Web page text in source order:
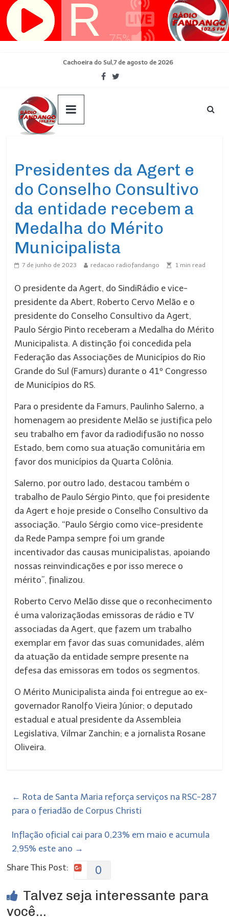
Pular
para
Cachoeira do Sul,7 de agosto de 2026
Presidentes da Agert e
do Conselho Consultivo
da entidade recebem a
Medalha do Mérito
Municipalista
7 de junho de 2023 redacao radiofandango 1 min read
O presidente da Agert, do SindiRádio e vice-
presidente da Abert, Roberto Cervo Melão e o
presidente do Conselho Consultivo da Agert,
Paulo Sérgio Pinto receberam a Medalha do Mérito
Municipalista. A distinção foi concedida pela
Federação das Associações de Municípios do Rio
Grande do Sul (Famurs) durante o 41º Congresso
de Municípios do RS.
Para o presidente da Famurs, Paulinho Salerno, a
homenagem ao presidente Melão se justifica pelo
seu trabalho em favor da radiodifusão no nosso
Estado, bem como sua atuação comunitária em
favor dos municípios da Quarta Colônia.
Salerno, por outro lado, destacou também o
trabalho de Paulo Sérgio Pinto, que foi presidente
da Agert e hoje preside o Conselho Consultivo da
associação. “Paulo Sérgio como vice-presidente
da Rede Pampa sempre foi um grande
incentivador das causas municipalistas, apoiando
nossas reinvindicações e por isso merece o
mérito”, finalizou.
Roberto Cervo Melão disse que o reconhecimento
é uma valorizaçãodas emissoras de rádio e TV
associadas da Agert, que fazem um trabalho
exemplar em favor das suas comunidades, além
da atuação da entidade sempre presente na
defesa das emissoras em todos os segmentos.
O Mérito Municipalista ainda foi entregue ao ex-
governador Ranolfo Vieira Júnior; o deputado
estadual e atual presidente da Assembleia
Legislativa, Vilmar Zanchin; e a jornalista Rosane
Oliveira.
← Rota de Santa Maria reforça serviços na RSC-287
para o feriadão de Corpus Christi
Inflação oficial cai para 0,23% em maio e acumula
2,95% este ano →
Share This Post:
0
Talvez seja interessante para
você...